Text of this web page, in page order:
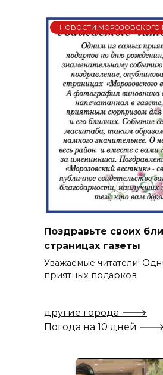
НОВОСТИ МОРОЗОВСКОГО
Поздравьте своих
страницах газеты
Уважаемые читатели!
приятных подарков
другие города 🡒
Погода на 10 дней 🡒